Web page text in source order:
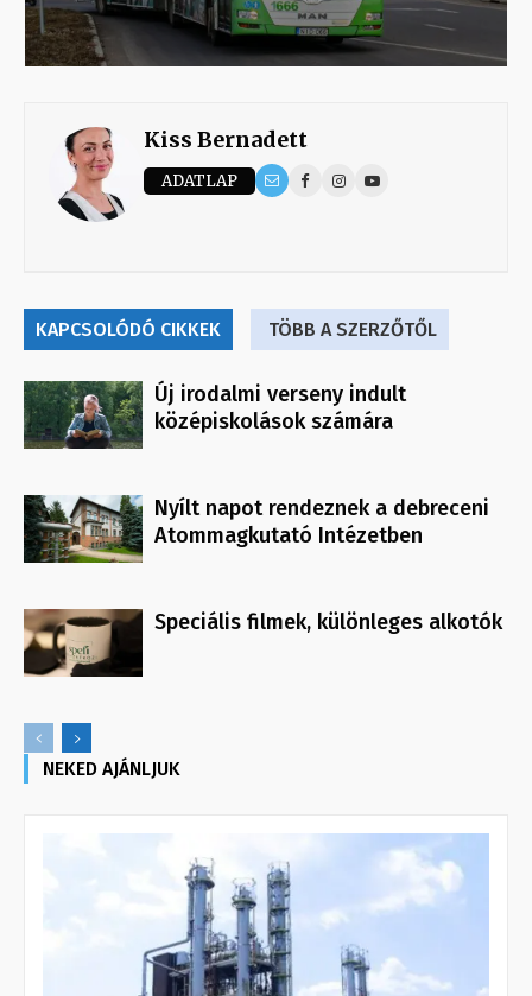
Kiss Bernadett
ADATLAP
KAPCSOLÓDÓ CIKKEK TÖBB A SZERZŐTŐL
Új irodalmi verseny indult
középiskolások számára
Nyílt napot rendeznek a debreceni
Atommagkutató Intézetben
Speciális filmek, különleges alkotók
NEKED AJÁNLJUK